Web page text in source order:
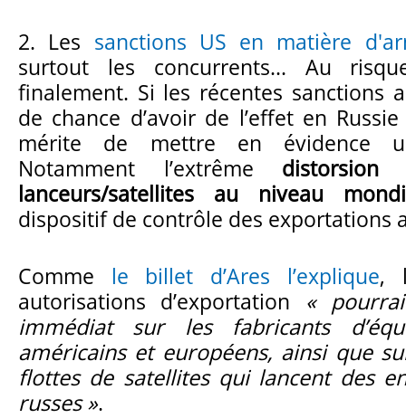
2. Les sanctions US en matière
surtout les concurrents... Au
finalement. Si les récentes sanctions
de chance d’avoir de l’effet en
mérite de mettre en évidence
Notamment l’extrême
lanceurs/satellites au niveau
dispositif de contrôle des exportations
Comme le billet d’Ares l’explique,
autorisations d’exportation «
immédiat sur les fabricants
américains et européens, ainsi que
flottes de satellites qui lancent des
russes ».